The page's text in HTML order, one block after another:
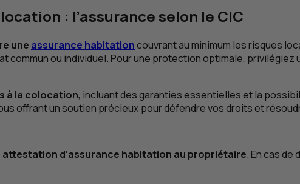
: l’assurance selon le CIC
une assurance habitationcouvrant au minimum les risques
commun ou individuel. Pour une protection optimale, privilégiez
à la colocation, incluant des garanties essentielles et la
offrant un soutien précieux pour défendre vos droits et
attestation d’assurance habitation au propriétaire. En cas